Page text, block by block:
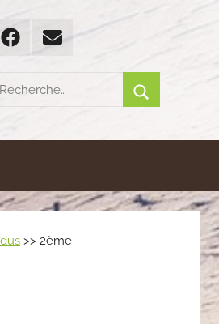
FacebookEmail
>> 2ème